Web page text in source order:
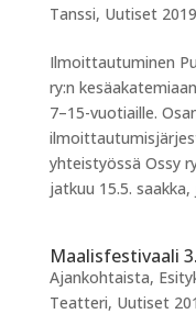
Tanssi, Uutiset 2019
Ilmoittautuminen
ry:n
7–15-vuotiaille.
yhteistyössä Ossy
jatkuu 15.5. saakka,
Maalisfestivaali
Ajankohtaista,
Teatteri, Uutiset